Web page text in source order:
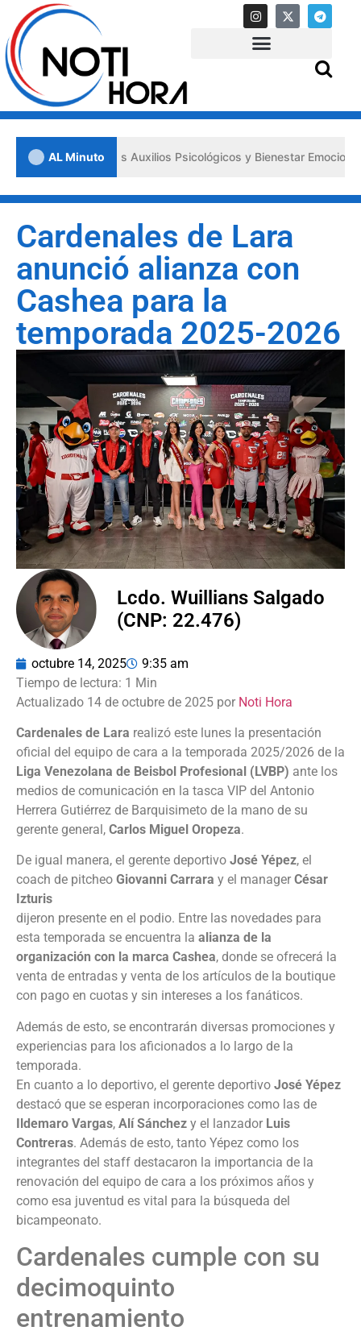
AL Minuto
los «Primeros Auxilios Psicológicos y Bienestar Emocional» ante
Cardenales de Lara
anunció alianza con
Cashea para la
temporada 2025-2026
Lcdo. Wuillians Salgado
(CNP: 22.476)
octubre 14, 2025 9:35 am
Actualizado 14 de octubre de 2025 por Noti Hora
Cardenales de Lara realizó este lunes la presentación
oficial del equipo de cara a la temporada 2025/2026 de la
Liga Venezolana de Beisbol Profesional (LVBP) ante los
medios de comunicación en la tasca VIP del Antonio
Herrera Gutiérrez de Barquisimeto de la mano de su
gerente general, Carlos Miguel Oropeza.
De igual manera, el gerente deportivo José Yépez, el
coach de pitcheo Giovanni Carrara y el manager César
Izturis
dijeron presente en el podio. Entre las novedades para
esta temporada se encuentra la alianza de la
organización con la marca Cashea, donde se ofrecerá la
venta de entradas y venta de los artículos de la boutique
con pago en cuotas y sin intereses a los fanáticos.
Además de esto, se encontrarán diversas promociones y
experiencias para los aficionados a lo largo de la
temporada.
En cuanto a lo deportivo, el gerente deportivo José Yépez
destacó que se esperan incorporaciones como las de
Ildemaro Vargas, Alí Sánchez y el lanzador Luis
Contreras. Además de esto, tanto Yépez como los
integrantes del staff destacaron la importancia de la
renovación del equipo de cara a los próximos años y
como esa juventud es vital para la búsqueda del
bicampeonato.
Cardenales cumple con su
decimoquinto
entrenamiento